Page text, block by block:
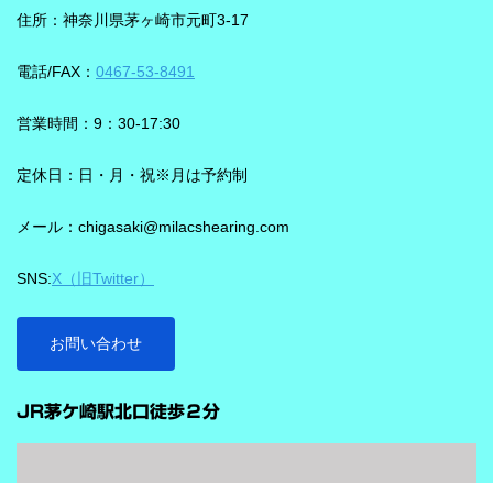
ことばと不要な雑音のコントラストをつくる方向で働くことが特
やすくする設計と考えると理解しやすいです。 DNNチップで、騒
Neural Network）チップが搭載されています。 このDNNチップは
を支える役割を担うと説明されています。 さらに、このチップが
作し、1日あたり4.9兆回の演算を行うとされています。 「インテ
ビビアの注目機能の一つが「インテリジェンス フォーカス」で
ストをつけることで、より聞き取りを助ける会話学習を利用した
雑音抑制機能です。※9クラスのみ搭載 重要なのは、この機能
が“周囲の音を全部
ズ」ならより聞き取りやすくしてくれます。 デモ動画で確認 🔽ス
もロックオン機能を使えば、言葉の聞き取りが25％アップ！
住所：神奈川県茅ヶ崎市元町3-17
電話/FAX： 0467-53-8491
営業時間：9：30-17:30
定休日：日・月・祝※月は予約制
メール：chigasaki@milacshearing.com
SNS:X（旧Twitter）
お問い合わせ
JR茅ケ崎駅北口徒歩２分